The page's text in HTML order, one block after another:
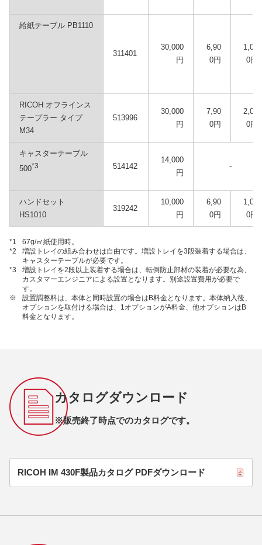
給紙テーブル PB1110
311401
30,000
円
6,90
0円
1,00
0円
RICOH オフラインス
テープラー タイプ
M34
513996
30,000
円
7,90
0円
2,00
0円
キャスターテーブル
500*3 514142
14,000
円
‐
ハンドセット
HS1010
319242
10,000
円
6,90
0円
1,00
0円
*1
67g/㎡紙使用時。
*2
増設トレイの組み合わせは自由です。増設トレイを3段装着する場合は、
キャスターテーブルが必要です。
*3
増設トレイを2段以上装着する場合は、転倒防止部材の装着が必要な為、
カスタマーエンジニアによる設置となります。別途設置費用が必要で
す。
※
設置調整料は、本体と同時設置の場合はB料金となります。本体納入後、
オプションを取付ける場合は、1オプションがA料金、他オプションはB
料金となります。
カタログダウンロード
※販売終了時点でのカタログです。
RICOH IM 430F製品カタログ PDFダウンロード